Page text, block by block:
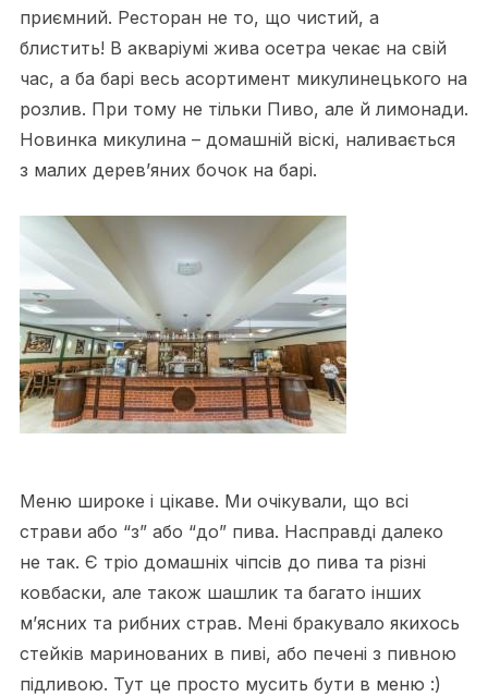
приємний. Ресторан не то, що чистий, а
блистить! В акваріумі жива осетра чекає на свій
час, а ба барі весь асортимент микулинецького на
розлив. При тому не тільки Пиво, але й лимонади.
Новинка микулина – домашній віскі, наливається
з малих дерев’яних бочок на барі.
Меню широке і цікаве. Ми очікували, що всі
страви або “з” або “до” пива. Насправді далеко
не так. Є тріо домашніх чіпсів до пива та різні
ковбаски, але також шашлик та багато інших
м’ясних та рибних страв. Мені бракувало якихось
стейків маринованих в пиві, або печені з пивною
підливою. Тут це просто мусить бути в меню :)